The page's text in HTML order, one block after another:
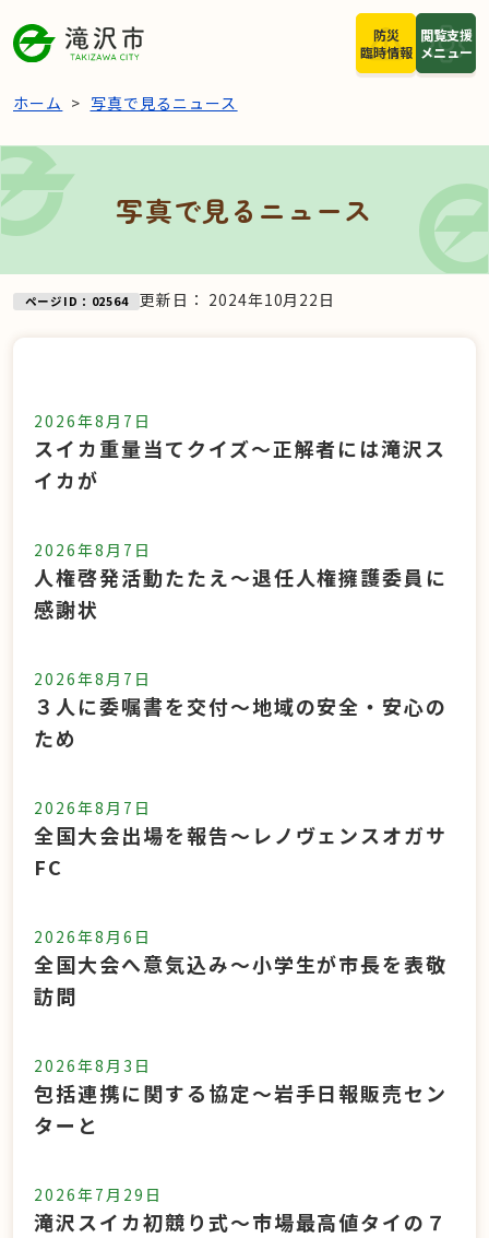
閲覧支援
メニュー
防災
臨時情報
ホーム 写真で見るニュース
写真で見るニュース
ページID：02564 更新日： 2024年10月22日
2026年8月7日
スイカ重量当てクイズ～正解者には滝沢ス
イカが
2026年8月7日
人権啓発活動たたえ～退任人権擁護委員に
感謝状
2026年8月7日
３人に委嘱書を交付～地域の安全・安心の
ため
2026年8月7日
全国大会出場を報告～レノヴェンスオガサ
FC
2026年8月6日
全国大会へ意気込み～小学生が市長を表敬
訪問
2026年8月3日
包括連携に関する協定～岩手日報販売セン
ターと
2026年7月29日
滝沢スイカ初競り式～市場最高値タイの７